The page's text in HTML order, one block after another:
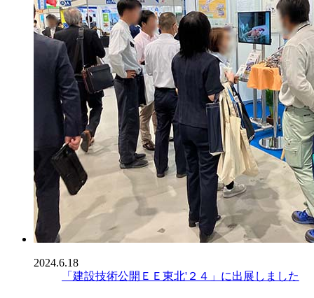
2024.6.18
「建設技術公開ＥＥ東北'２４」に出展しました